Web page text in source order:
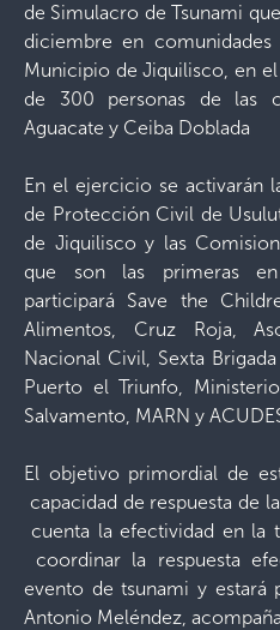
de Simulacro de Tsunami
diciembre en
Municipio de Jiquilisco, en
de 300 personas de las
Aguacate y Ceiba Doblada
En el ejercicio se activarán
de Protección Civil de
de Jiquilisco y las
que son las primeras en
participará Save the
Alimentos, Cruz Roja,
Nacional Civil, Sexta
Puerto el Triunfo,
Salvamento, MARN y
El objetivo primordial de
capacidad de respuesta de
cuenta la efectividad en la
coordinar la respuesta
evento de tsunami y estará
Antonio Meléndez,